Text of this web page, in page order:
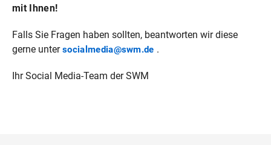
mit Ihnen!
Falls Sie Fragen haben sollten, beantworten wir diese
gerne untersocialmedia@swm.de .
Ihr Social Media-Team der SWM